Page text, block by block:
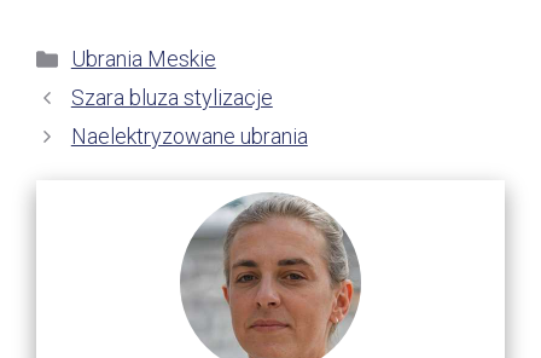
Kategorie
Ubrania Meskie
Szara bluza stylizacje
Naelektryzowane ubrania